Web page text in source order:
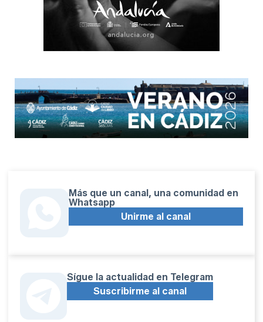
Más que un canal, una comunidad en
Whatsapp
Unirme al canal
Sígue la actualidad en Telegram
Suscribirme al canal